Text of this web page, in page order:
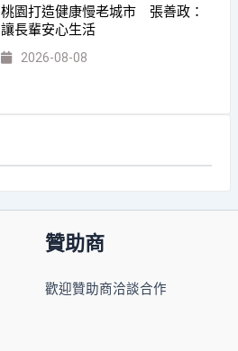
桃園打造健康慢老城市 張善政：
讓長輩安心生活
2026-08-08
贊助商
歡迎贊助商洽談合作